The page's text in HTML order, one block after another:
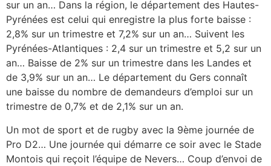
sur un an… Dans la région, le département des Hautes-
Pyrénées est celui qui enregistre la plus forte baisse :
2,8% sur un trimestre et 7,2% sur un an… Suivent les
Pyrénées-Atlantiques : 2,4 sur un trimestre et 5,2 sur un
an… Baisse de 2% sur un trimestre dans les Landes et
de 3,9% sur un an… Le département du Gers connaît
une baisse du nombre de demandeurs d’emploi sur un
trimestre de 0,7% et de 2,1% sur un an.
Un mot de sport et de rugby avec la 9ème journée de
Pro D2… Une journée qui démarre ce soir avec le Stade
Montois qui reçoit l’équipe de Nevers… Coup d’envoi de